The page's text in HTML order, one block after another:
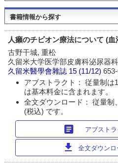
書籍情報から探す
人癩のチビオン療法について (
古野干城, 重松
久留米大学医学部皮膚科泌尿器
久留米醫學會雜誌 15 (11/12)
アブストラクト： 従量制は
は基本料金に含まれます。
全文ダウンロード： 従量制
(税込) です。
article アブスト
download 全文ダウン